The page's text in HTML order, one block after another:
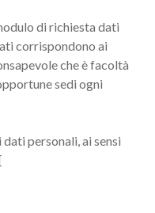
di richiesta dati
corrispondono ai
che è facoltà
sedi ogni
personali, ai sensi